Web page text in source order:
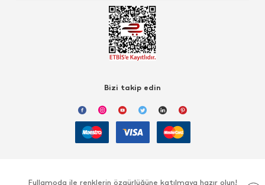
Bizi takip edin
Fullamoda ile renklerin özgürlüğüne katılmaya hazır olun!